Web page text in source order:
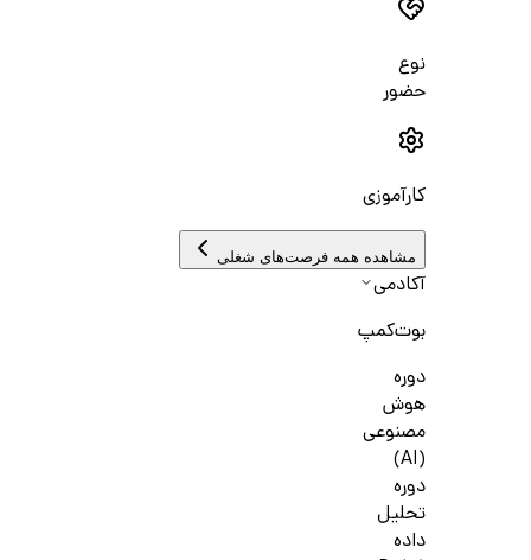
نوع
حضور
کارآموزی
مشاهده همه فرصت‌های شغلی
آکادمی
بوت‌کمپ
دوره
هوش
مصنوعی
(AI)
دوره
تحلیل
داده